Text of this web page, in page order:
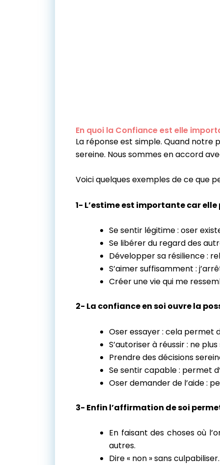
En quoi la Confiance est elle
La réponse est simple. Quand notre
sereine. Nous sommes en accord
Voici quelques exemples de ce que
1- L’estime est importante car
Se sentir légitime : oser
Se libérer du regard des
Développer sa résilience :
S’aimer suffisamment :
Créer une vie qui me
2- La confiance en soi ouvre la
Oser essayer : cela permet
S’autoriser à réussir : ne
Prendre des décisions
Se sentir capable : permet
Oser demander de l’aide :
3- Enfin l’affirmation de soi
En faisant des choses où
autres.
Dire « non » sans